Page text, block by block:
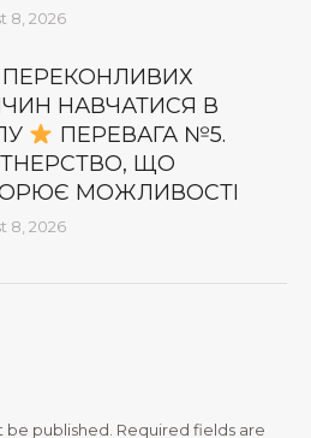
8, 2026
ПЕРЕКОНЛИВИХ
НАВЧАТИСЯ В
ПЕРЕВАГА №5.
ЩО
МОЖЛИВОСТІ
8, 2026
be published. Required fields are